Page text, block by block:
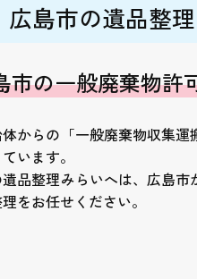
広島市の遺品整
市の一般廃棄物許
からの「一般廃棄物収集
います。
品整理みらいへは、広島
をお任せください。